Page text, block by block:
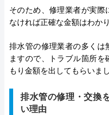
そのため、修理業者が実際
なければ正確な金額はわか
排水管の修理業者の多くは
ますので、トラブル箇所
もり金額を出してもらいま
排水管の修理・交換
い理由